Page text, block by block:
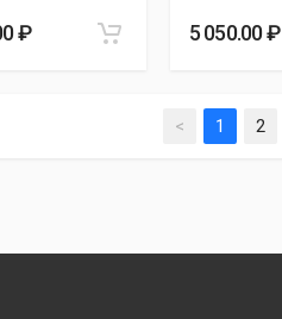
₽ 5 050.00 ₽
< 1 2